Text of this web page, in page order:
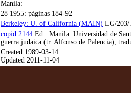
Manila:
28 1955: páginas 184-92
Berkeley: U. of California (MAIN) LG/203/
copid 2144 Ed.: Manila: Universidad de
guerra judaica (tr. Alfonso de Palencia),
Created 1989-03-14
Updated 2011-11-04